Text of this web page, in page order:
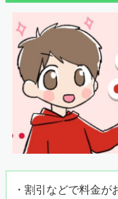
・割引などで料金が